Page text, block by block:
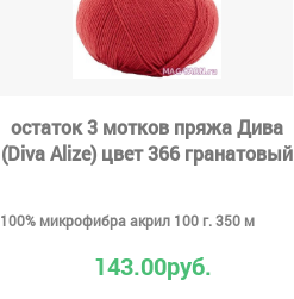
остаток 3 мотков пряжа Дива
(Diva Alize) цвет 366 гранатовый
100% микрофибра акрил 100 г. 350 м
143.00руб.